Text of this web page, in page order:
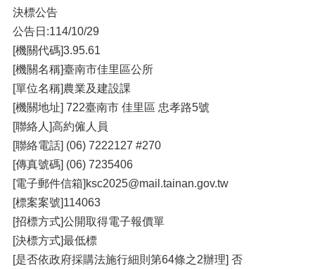
決標公告
公告日:114/10/29
[機關代碼]3.95.61
[機關名稱]臺南市佳里區公所
[單位名稱]農業及建設課
[機關地址] 722臺南市 佳里區 忠孝路5號
[聯絡人]高約僱人員
[聯絡電話] (06) 7222127 #270
[傳真號碼] (06) 7235406
[電子郵件信箱]ksc2025@mail.tainan.gov.tw
[標案案號]114063
[招標方式]公開取得電子報價單
[決標方式]最低標
[是否依政府採購法施行細則第64條之2辦理] 否